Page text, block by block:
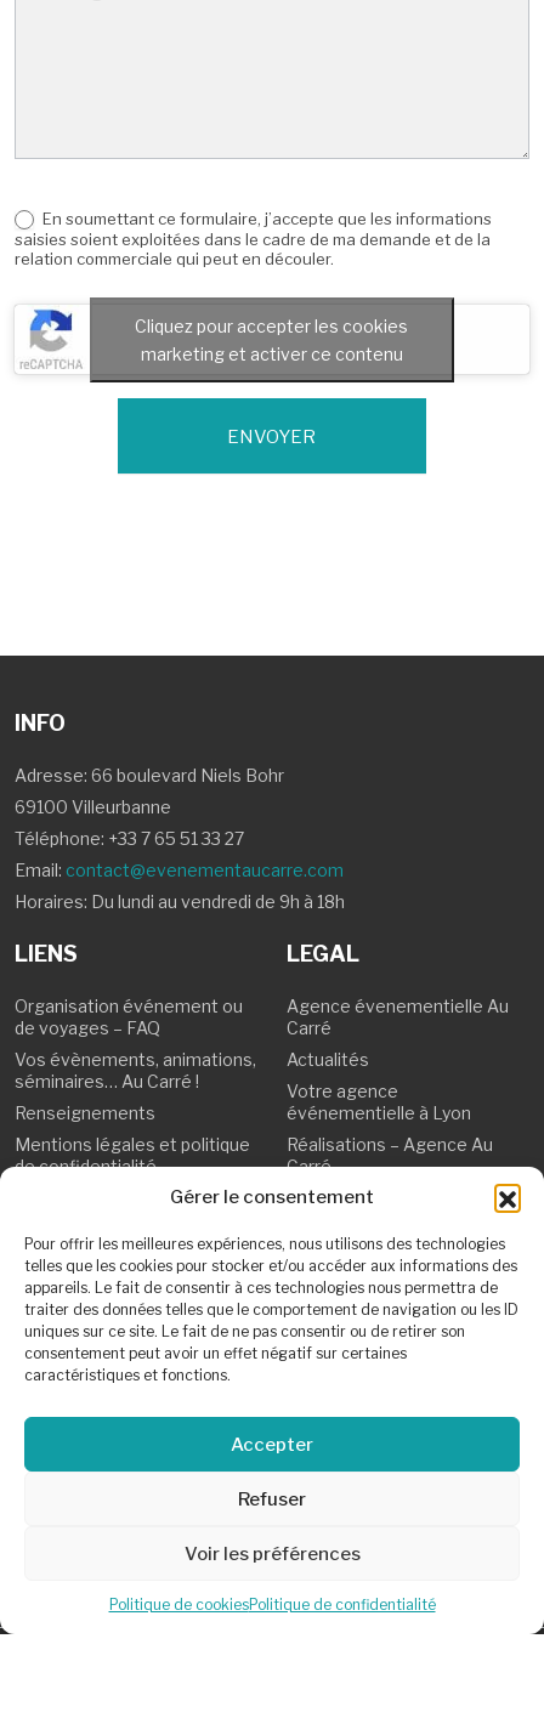
Gérer le consentement
Pour offrir les meilleures expériences, nous utilisons des technologies
telles que les cookies pour stocker et/ou accéder aux informations des
appareils. Le fait de consentir à ces technologies nous permettra de
traiter des données telles que le comportement de navigation ou les ID
uniques sur ce site. Le fait de ne pas consentir ou de retirer son
consentement peut avoir un effet négatif sur certaines
caractéristiques et fonctions.
Accepter
Refuser
Voir les préférences
Politique de cookiesPolitique de confidentialité
En soumettant ce formulaire, j’accepte que les informations
saisies soient exploitées dans le cadre de ma demande et de la
relation commerciale qui peut en découler.
Cliquez pour accepter les cookies
marketing et activer ce contenu
ENVOYER
INFO
Adresse: 66 boulevard Niels Bohr
69100 Villeurbanne
Téléphone: +33 7 65 51 33 27
Email: contact@evenementaucarre.com
Horaires: Du lundi au vendredi de 9h à 18h
LIENS
Organisation événement ou
de voyages – FAQ
Vos évènements, animations,
séminaires… Au Carré !
Renseignements
Mentions légales et politique
de confidentialité
LEGAL
Agence évenementielle Au
Carré
Actualités
Votre agence
événementielle à Lyon
Réalisations – Agence Au
Carré
Politique de confidentialité
vente
Mentions légales et
politique de confidentialité
Politique de cookies (UE)